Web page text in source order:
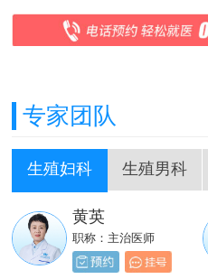
专家团队
生殖妇科 生殖男科
黄英
职称：主治医师
刘嵩
职称：主治医师